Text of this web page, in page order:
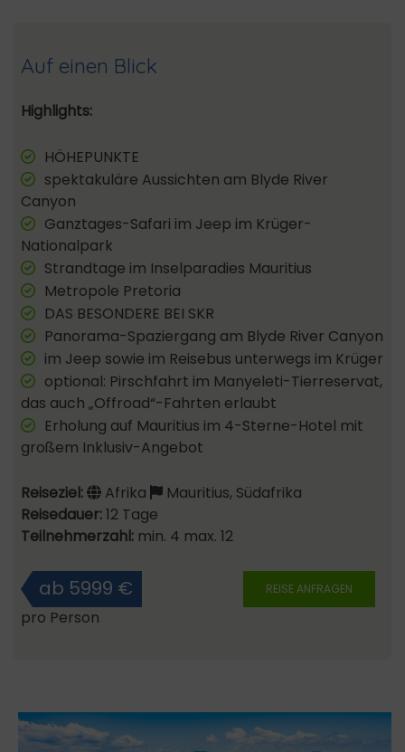
Auf einen Blick
Highlights:
HÖHEPUNKTE
spektakuläre Aussichten am Blyde River
Canyon
Ganztages-Safari im Jeep im Krüger-
Nationalpark
Strandtage im Inselparadies Mauritius
Metropole Pretoria
DAS BESONDERE BEI SKR
Panorama-Spaziergang am Blyde River Canyon
im Jeep sowie im Reisebus unterwegs im Krüger
optional: Pirschfahrt im Manyeleti-Tierreservat,
das auch „Offroad“-Fahrten erlaubt
Erholung auf Mauritius im 4-Sterne-Hotel mit
großem Inklusiv-Angebot
Reiseziel: Afrika
Mauritius, Südafrika
Reisedauer:12 Tage
Teilnehmerzahl: min. 4 max. 12
REISE ANFRAGEN
ab 5999 €
pro Person